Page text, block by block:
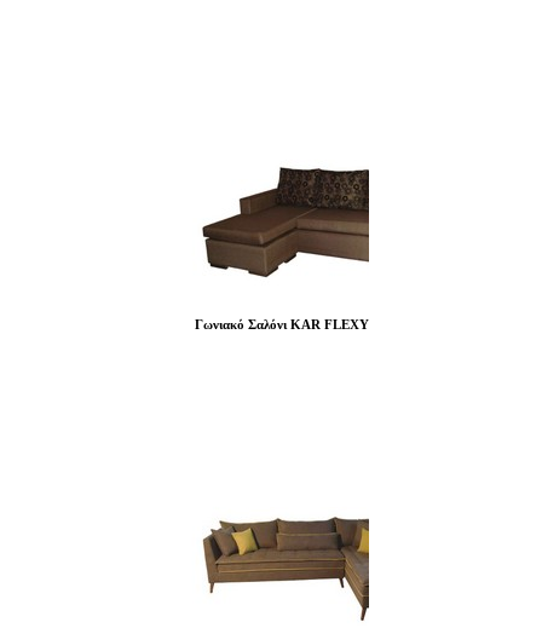
Γωνιακό Σαλόνι KAR FLEXY